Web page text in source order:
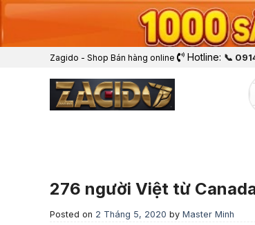
Zagido - Shop Bán hàng online Hotline: 📞
276 người Việt từ
Posted on 2 Tháng 5, 2020 by Master Minh